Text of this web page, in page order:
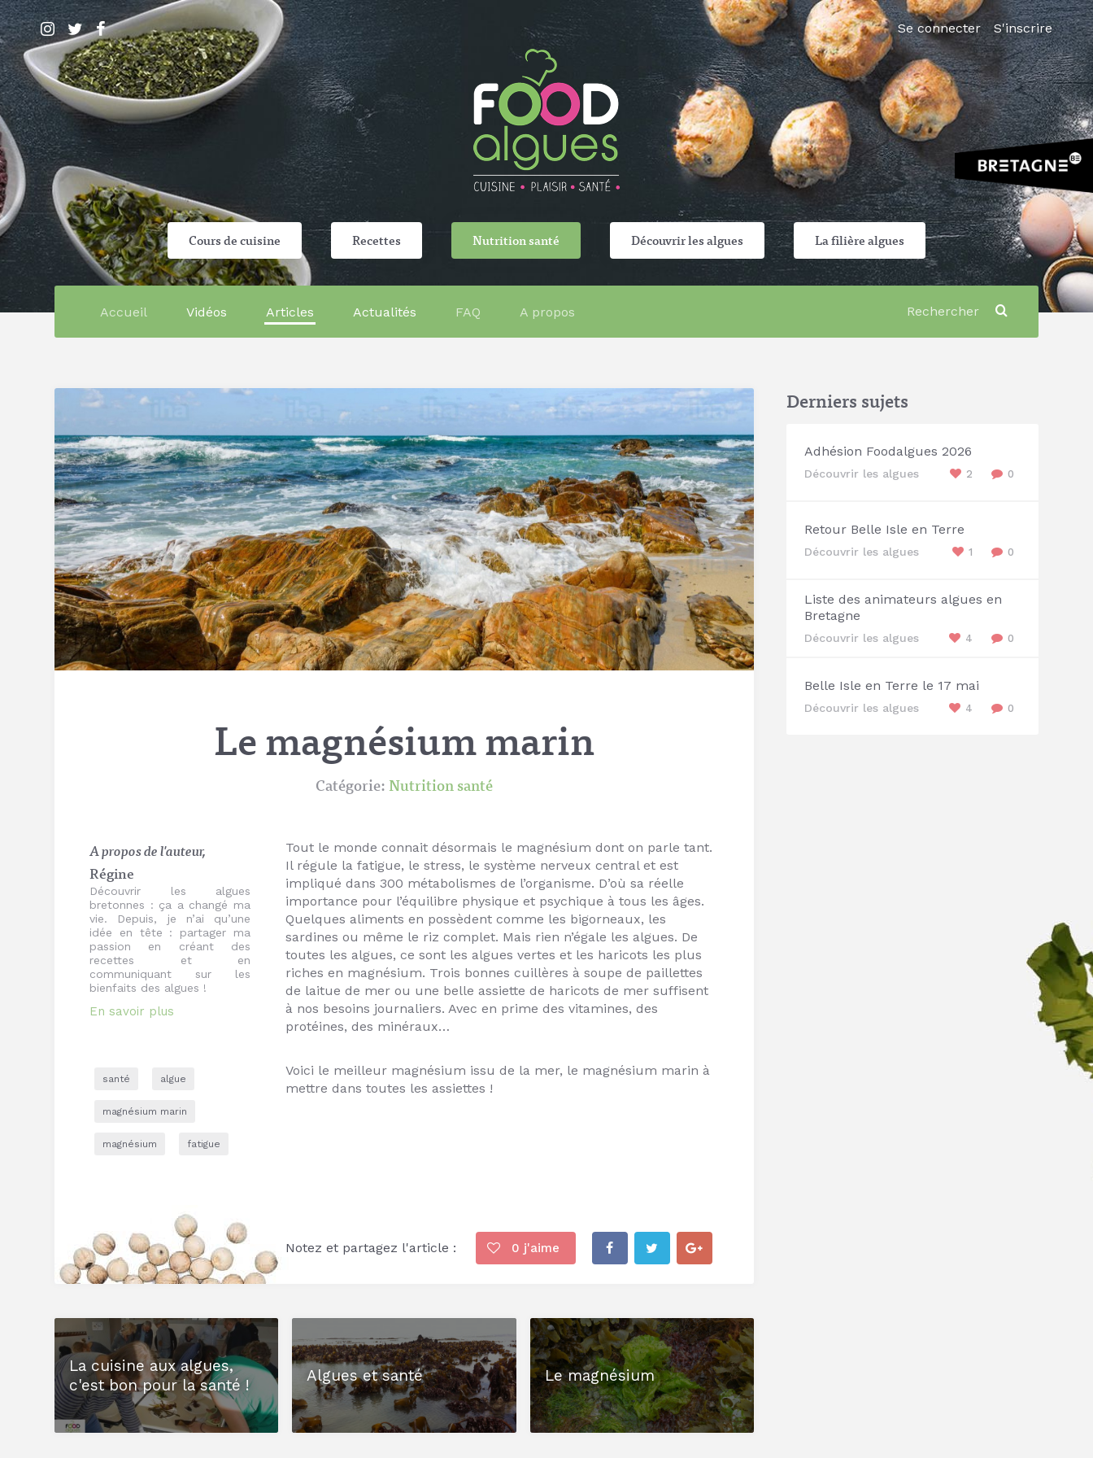
Se connecter S'inscrire
Cours de cuisine Recettes Nutrition santé Découvrir les algues La filière algues
Accueil Vidéos Articles Actualités FAQ A propos
Le magnésium marin
Catégorie: Nutrition santé
Tout le monde connait désormais le magnésium dont on parle tant.
Il régule la fatigue, le stress, le système nerveux central et est
impliqué dans 300 métabolismes de l’organisme. D’où sa réelle
importance pour l’équilibre physique et psychique à tous les âges.
Quelques aliments en possèdent comme les bigorneaux, les
sardines ou même le riz complet. Mais rien n’égale les algues. De
toutes les algues, ce sont les algues vertes et les haricots les plus
riches en magnésium. Trois bonnes cuillères à soupe de paillettes
de laitue de mer ou une belle assiette de haricots de mer suffisent
à nos besoins journaliers. Avec en prime des vitamines, des
protéines, des minéraux…
Voici le meilleur magnésium issu de la mer, le magnésium marin à
mettre dans toutes les assiettes !
A propos de l'auteur,
Régine
Découvrir les algues
bretonnes : ça a changé ma
vie. Depuis, je n’ai qu’une
idée en tête : partager ma
passion en créant des
recettes et en
communiquant sur les
bienfaits des algues !
En savoir plus
santé algue
magnésium marin
magnésium fatigue
Notez et partagez l'article : 0 j'aime
La cuisine aux algues,
c'est bon pour la santé !
Algues et santé Le magnésium
Derniers sujets
Adhésion Foodalgues 2026
Découvrir les algues 2 0
Retour Belle Isle en Terre
Découvrir les algues 1 0
Liste des animateurs algues en
Bretagne
Découvrir les algues 4 0
Belle Isle en Terre le 17 mai
Découvrir les algues 4 0